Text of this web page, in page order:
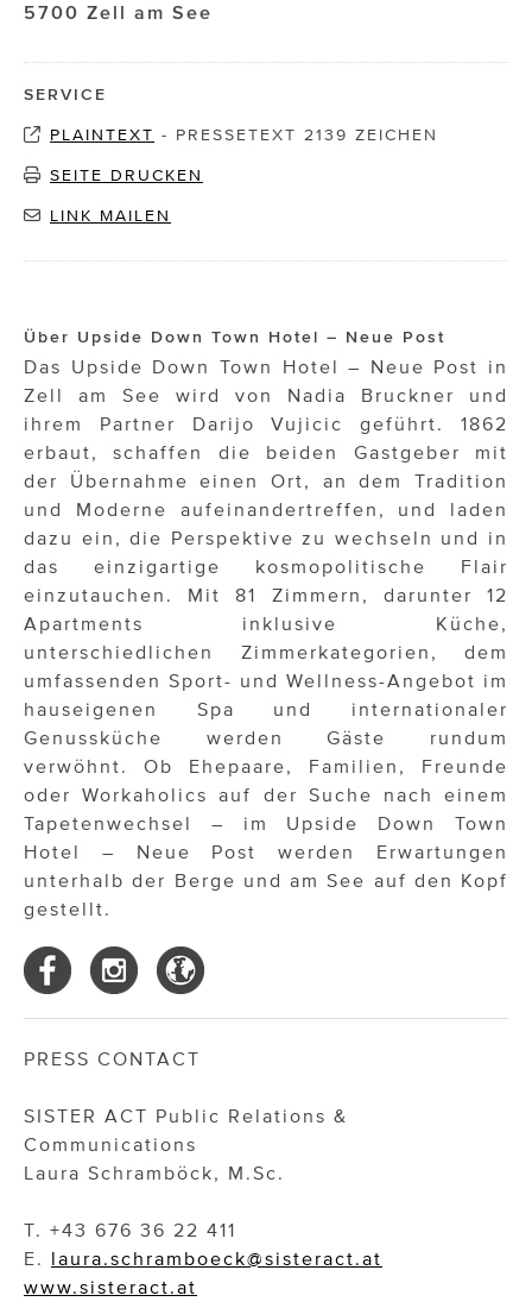
5700 Zell am See
SERVICE
PLAINTEXT - PRESSETEXT 2139 ZEICHEN
SEITE DRUCKEN
LINK MAILEN
Über Upside Down Town Hotel – Neue Post
Das Upside Down Town Hotel – Neue Post in
Zell am See wird von Nadia Bruckner und
ihrem Partner Darijo Vujicic geführt. 1862
erbaut, schaffen die beiden Gastgeber mit
der Übernahme einen Ort, an dem Tradition
und Moderne aufeinandertreffen, und laden
dazu ein, die Perspektive zu wechseln und in
das einzigartige kosmopolitische Flair
einzutauchen. Mit 81 Zimmern, darunter 12
Apartments inklusive Küche,
unterschiedlichen Zimmerkategorien, dem
umfassenden Sport- und Wellness-Angebot im
hauseigenen Spa und internationaler
Genussküche werden Gäste rundum
verwöhnt. Ob Ehepaare, Familien, Freunde
oder Workaholics auf der Suche nach einem
Tapetenwechsel – im Upside Down Town
Hotel – Neue Post werden Erwartungen
unterhalb der Berge und am See auf den Kopf
gestellt.
PRESS CONTACT
SISTER ACT Public Relations &
Communications
Laura Schramböck, M.Sc.
T. +43 676 36 22 411
E. laura.schramboeck@sisteract.at
www.sisteract.at